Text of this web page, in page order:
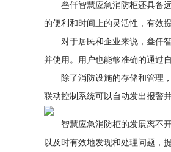
叁仟智慧应急消防柜还具备远
的便利和时间上的灵活性，有效
对于居民和企业来说，叁仟智
并使用。用户也能够准确的通过
除了消防设施的存储和管理，
联动控制系统可以自动发出报警
智慧应急消防柜的发展离不开
以及时有效地发现和处理问题，